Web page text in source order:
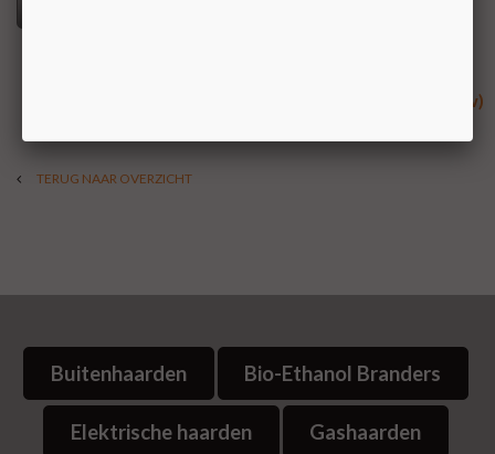
€ 3.890,00 (incl. btw)
TERUG NAAR OVERZICHT
Buitenhaarden Bio-Ethanol Branders
Elektrische haarden Gashaarden